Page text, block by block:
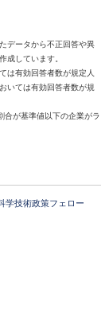
データから不正回答や異
成しています。
は有効回答者数が規定人
いては有効回答者数が規
が基準値以下の企業がラ
学技術政策フェロー